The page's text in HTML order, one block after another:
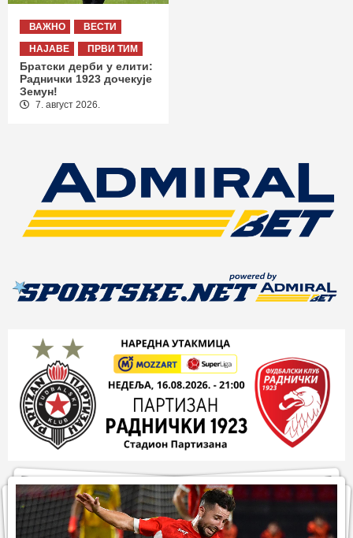
ВАЖНО
ВЕСТИ
НАЈАВЕ
ПРВИ ТИМ
Братски дерби у елити:
Раднички 1923 дочекује
Земун!
7. август 2026.